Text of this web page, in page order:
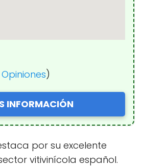
)
INFORMACIÓN
por su excelente
vitivinícola español.